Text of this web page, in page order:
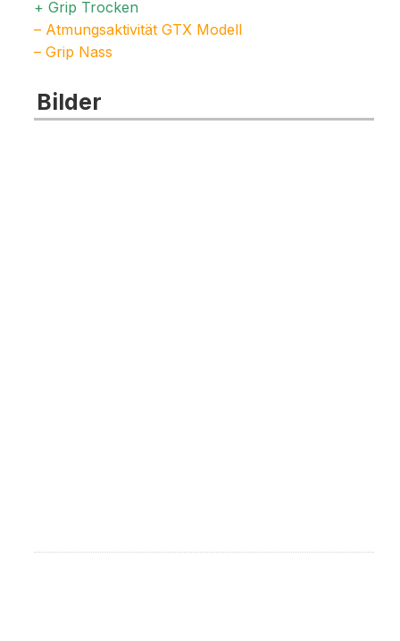
+ Grip Trocken
– Atmungsaktivität GTX Modell
– Grip Nass
Bilder